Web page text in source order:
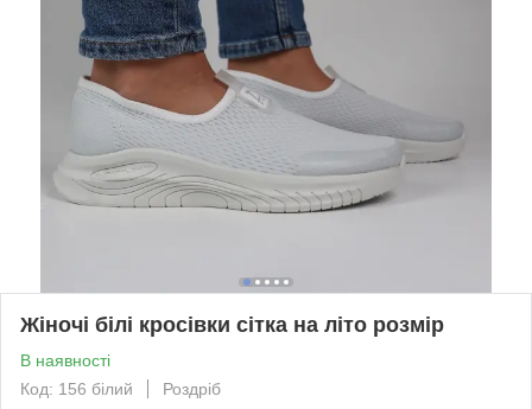
Жіночі білі кросівки сітка на літо розмір
В наявності
Код: 156 білий
Роздріб